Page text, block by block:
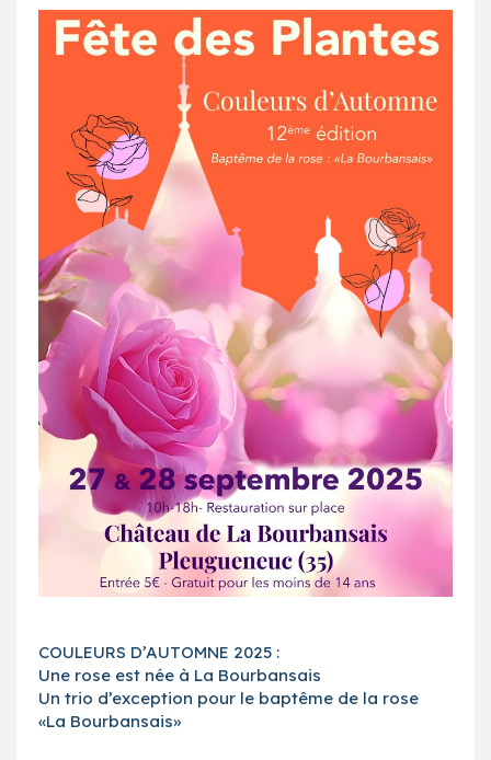
COULEURS D’AUTOMNE 2025 :
Une rose est née à La Bourbansais
Un trio d’exception pour le baptême de la rose
«La Bourbansais»